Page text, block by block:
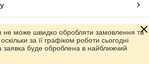
Prom.ua
не може швидко обробляти замовлення та
за її графіком роботи сьогодні
заявка буде оброблена в найближчий